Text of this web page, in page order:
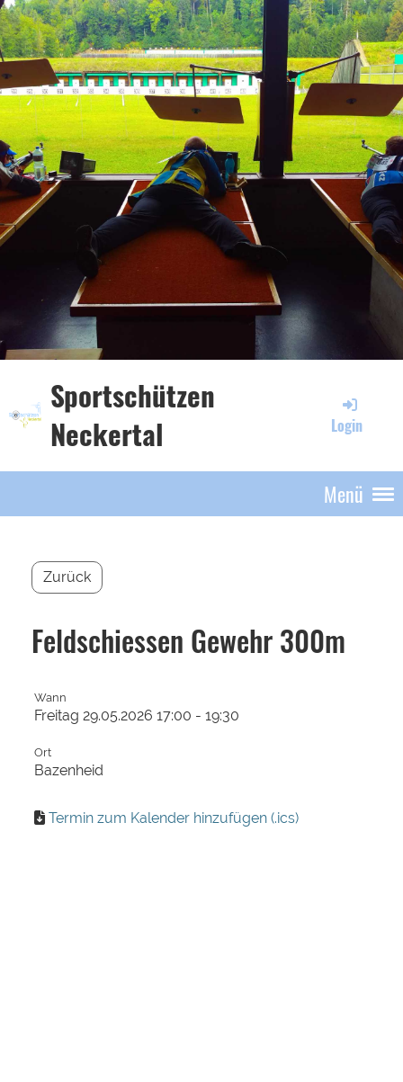
Sportschützen
Neckertal
Login
Menü
Zurück
Feldschiessen Gewehr 300m
Wann
Freitag 29.05.2026 17:00 - 19:30
Ort
Bazenheid
Termin zum Kalender hinzufügen (.ics)